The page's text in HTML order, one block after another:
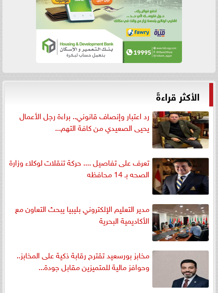
الأكثر قراءةً
رد اعتبار وإنصاف قانوني.. براءة رجل الأعمال
يحيى الصعيدي من كافة التهم...
تعرف على تفاصيل .... حركة تنقلات لوكلاء وزارة
الصحه بـ 14 محافظه
مدير التعليم الإلكتروني بليبيا يبحث التعاون مع
الأكاديمية البحرية
مخابز بورسعيد تقترح رقابة ذكية على المخابز..
وحوافز مالية للمتميزين مقابل جودة...